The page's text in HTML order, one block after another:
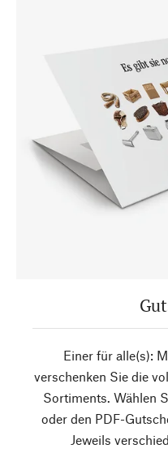
Einer für alle(s):
verschenken Sie die
Sortiments. Wählen
oder den PDF-
Jeweils